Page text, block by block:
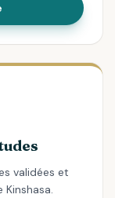
validées et